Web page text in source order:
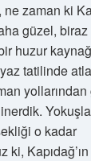
zaman ki
güzel,
huzur
tatilinde
o kadar
ki,